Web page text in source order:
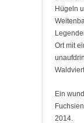
Hügeln
Ort mit
Ein
2014.